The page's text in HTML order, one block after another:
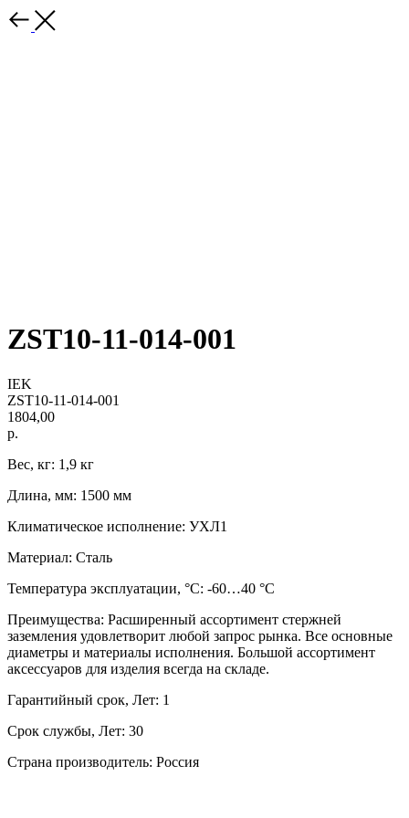
ZST10-11-014-001
IEK
ZST10-11-014-001
1804,00
р.
Вес, кг: 1,9 кг
Длина, мм: 1500 мм
Климатическое исполнение: УХЛ1
Материал: Сталь
Температура эксплуатации, °C: -60…40 °C
Преимущества: Расширенный ассортимент стержней
заземления удовлетворит любой запрос рынка. Все основные
диаметры и материалы исполнения. Большой ассортимент
аксессуаров для изделия всегда на складе.
Гарантийный срок, Лет: 1
Срок службы, Лет: 30
Страна производитель: Россия